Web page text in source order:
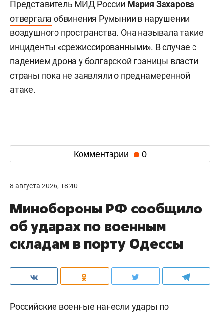
Представитель МИД России Мария Захарова
отвергала обвинения Румынии в нарушении
воздушного пространства. Она называла такие
инциденты «срежиссированными». В случае с
падением дрона у болгарской границы власти
страны пока не заявляли о преднамеренной
атаке.
Комментарии 0
8 августа 2026, 18:40
Минобороны РФ сообщило
об ударах по военным
складам в порту Одессы
Российские военные нанесли удары по